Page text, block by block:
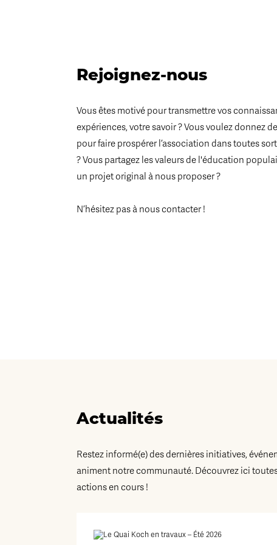
Rejoignez-nous
Vous êtes motivé pour transmettre vos
expériences, votre savoir ? Vous voulez donnez
pour faire prospérer l’association dans toutes
? Vous partagez les valeurs de l'éducation
un projet original à nous proposer ?
N’hésitez pas à nous contacter !
Actualités
Restez informé(e) des dernières initiatives,
animent notre communauté. Découvrez ici
actions en cours !